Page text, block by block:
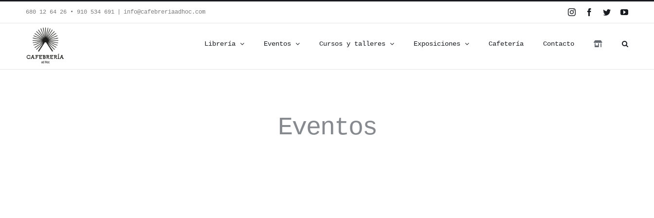
al
contenido
680 12 64 26‬ • 910 534 691 info@cafebreriaadhoc.com InstagramFacebook
Twitter
Librería Eventos Cursos y talleres Exposiciones Cafetería Contacto
Eventos